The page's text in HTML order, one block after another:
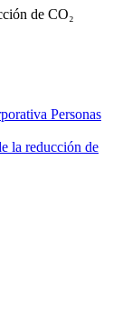
de CO₂
Personas
la reducción de